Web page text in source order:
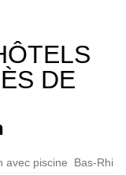
DE
avec piscine
Bas-